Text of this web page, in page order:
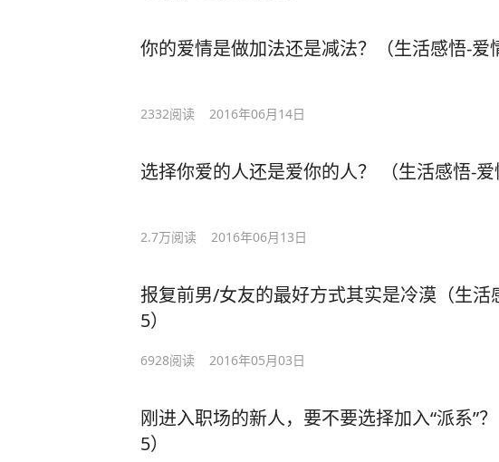
你的爱情是做加法还是减法？（生活感悟-爱
2332阅读 2016年06月14日
选择你爱的人还是爱你的人？ （生活感悟-爱
2.7万阅读 2016年06月13日
报复前男/女友的最好方式其实是冷漠（生活
5）
6928阅读 2016年05月03日
刚进入职场的新人，要不要选择加入“派系”
5）